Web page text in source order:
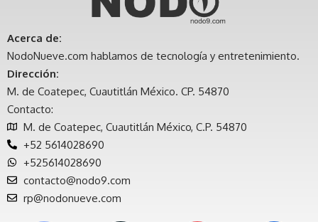
Acerca de:
NodoNueve.com hablamos de tecnología y entretenimiento.
Dirección:
M. de Coatepec, Cuautitlán México. CP. 54870
Contacto:
M. de Coatepec, Cuautitlán México, C.P. 54870
+52 5614028690
+525614028690
contacto@nodo9.com
rp@nodonueve.com